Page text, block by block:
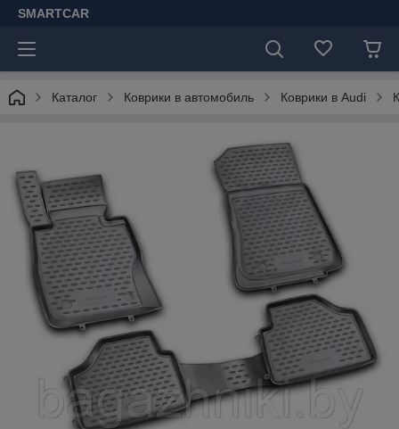
SMARTCAR
Каталог Коврики в автомобиль Коврики в Audi